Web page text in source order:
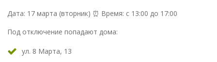
Дата: 17 марта (вторник) ⏰ Время: с 13:00 до 17:00
Под отключение попадают дома:
ул. 8 Марта, 13